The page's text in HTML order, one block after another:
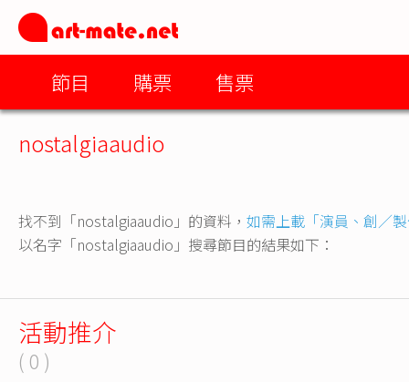
節目 購票 售票
nostalgiaaudio
找不到「nostalgiaaudio」的資料， 如需上載「演員、創／
以名字「nostalgiaaudio」搜尋節目的結果如下：
活動推介
( 0 )